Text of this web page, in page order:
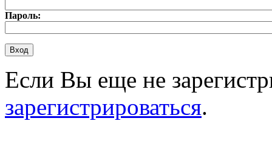
Пароль:
Если Вы еще не
зарегистрироваться.